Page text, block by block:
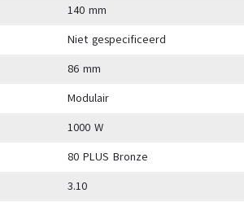
140 mm
Niet gespecificeerd
86 mm
Modulair
1000 W
80 PLUS Bronze
3.10